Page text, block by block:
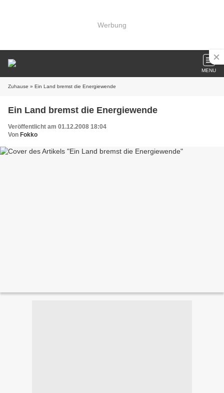
Werbung
MENU
Zuhause » Ein Land bremst die Energiewende
Ein Land bremst die Energiewende
Veröffentlicht am 01.12.2008 18:04
Von Fokko